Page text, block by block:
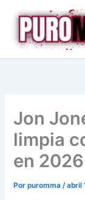
contenido
Jon
limpia
en 2026
Porpuromma/abril